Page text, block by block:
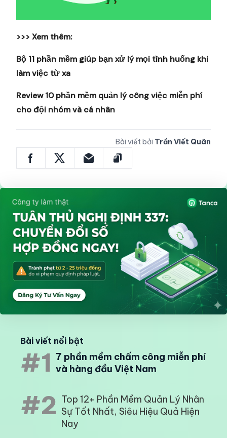
>>> Xem thêm:
Bộ 11 phần mềm giúp bạn xử lý mọi tình huống khi
làm việc từ xa
Review 10 phần mềm quản lý công việc miễn phí
cho đội nhóm và cá nhân
Bài viết bởi Trần Viết Quân
Bài viết nổi bật
#1 7 phần mềm chấm công miễn phí
và hàng đầu Việt Nam
#2 Top 12+ Phần Mềm Quản Lý Nhân
Sự Tốt Nhất, Siêu Hiệu Quả Hiện
Nay